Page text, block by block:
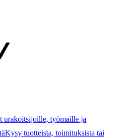
urakoitsijoille, työmaille ja
Kysy tuotteista, toimituksista tai